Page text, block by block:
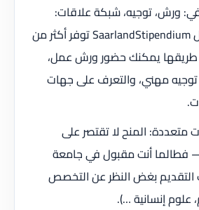
ورش، توجيه، شبكة علاقات:
بعض المنح مثل SaarlandStipendium توفر أكثر من
يمكنك حضور ورش عمل،
مهني، والتعرف على جهات
متعددة: المنح لا تقتصر على
أنت مقبول في جامعة
التقديم بغض النظر عن التخصص
علوم إنسانية …).